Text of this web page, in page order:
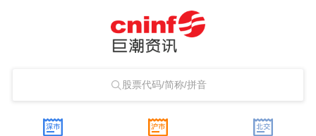
股票代码/简称/拼音